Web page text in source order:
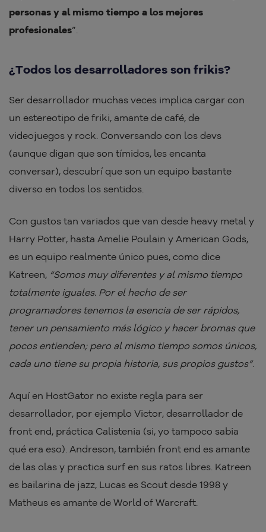
personas y al mismo tiempo a los mejores
profesionales”.
¿Todos los desarrolladores son frikis?
Ser desarrollador muchas veces implica cargar con
un estereotipo de friki, amante de café, de
videojuegos y rock. Conversando con los devs
(aunque digan que son tímidos, les encanta
conversar), descubrí que son un equipo bastante
diverso en todos los sentidos.
Con gustos tan variados que van desde heavy metal y
Harry Potter, hasta Amelie Poulain y American Gods,
es un equipo realmente único pues, como dice
Katreen, “Somos muy diferentes y al mismo tiempo
totalmente iguales. Por el hecho de ser
programadores tenemos la esencia de ser rápidos,
tener un pensamiento más lógico y hacer bromas que
pocos entienden; pero al mismo tiempo somos únicos,
cada uno tiene su propia historia, sus propios gustos”.
Aquí en HostGator no existe regla para ser
desarrollador, por ejemplo Victor, desarrollador de
front end, práctica Calistenia (si, yo tampoco sabia
qué era eso). Andreson, también front end es amante
de las olas y practica surf en sus ratos libres. Katreen
es bailarina de jazz, Lucas es Scout desde 1998 y
Matheus es amante de World of Warcraft.